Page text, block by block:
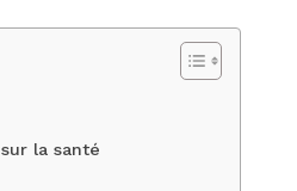
la santé